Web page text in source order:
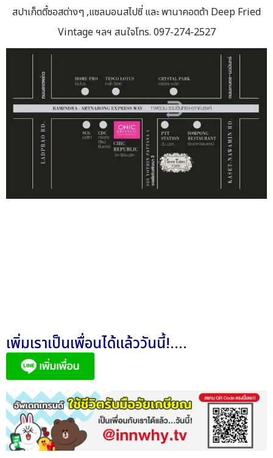
สปาเก็ตตี้ซอสต่างๆ ,แซลมอนสไปซี่ และ พานาคอตต้า Deep Fried
Vintage ฯลฯ สนใจโทร. 097-274-2527
เพิ่มเราเป็นเพื่อนได้แล้ววันนี้!....